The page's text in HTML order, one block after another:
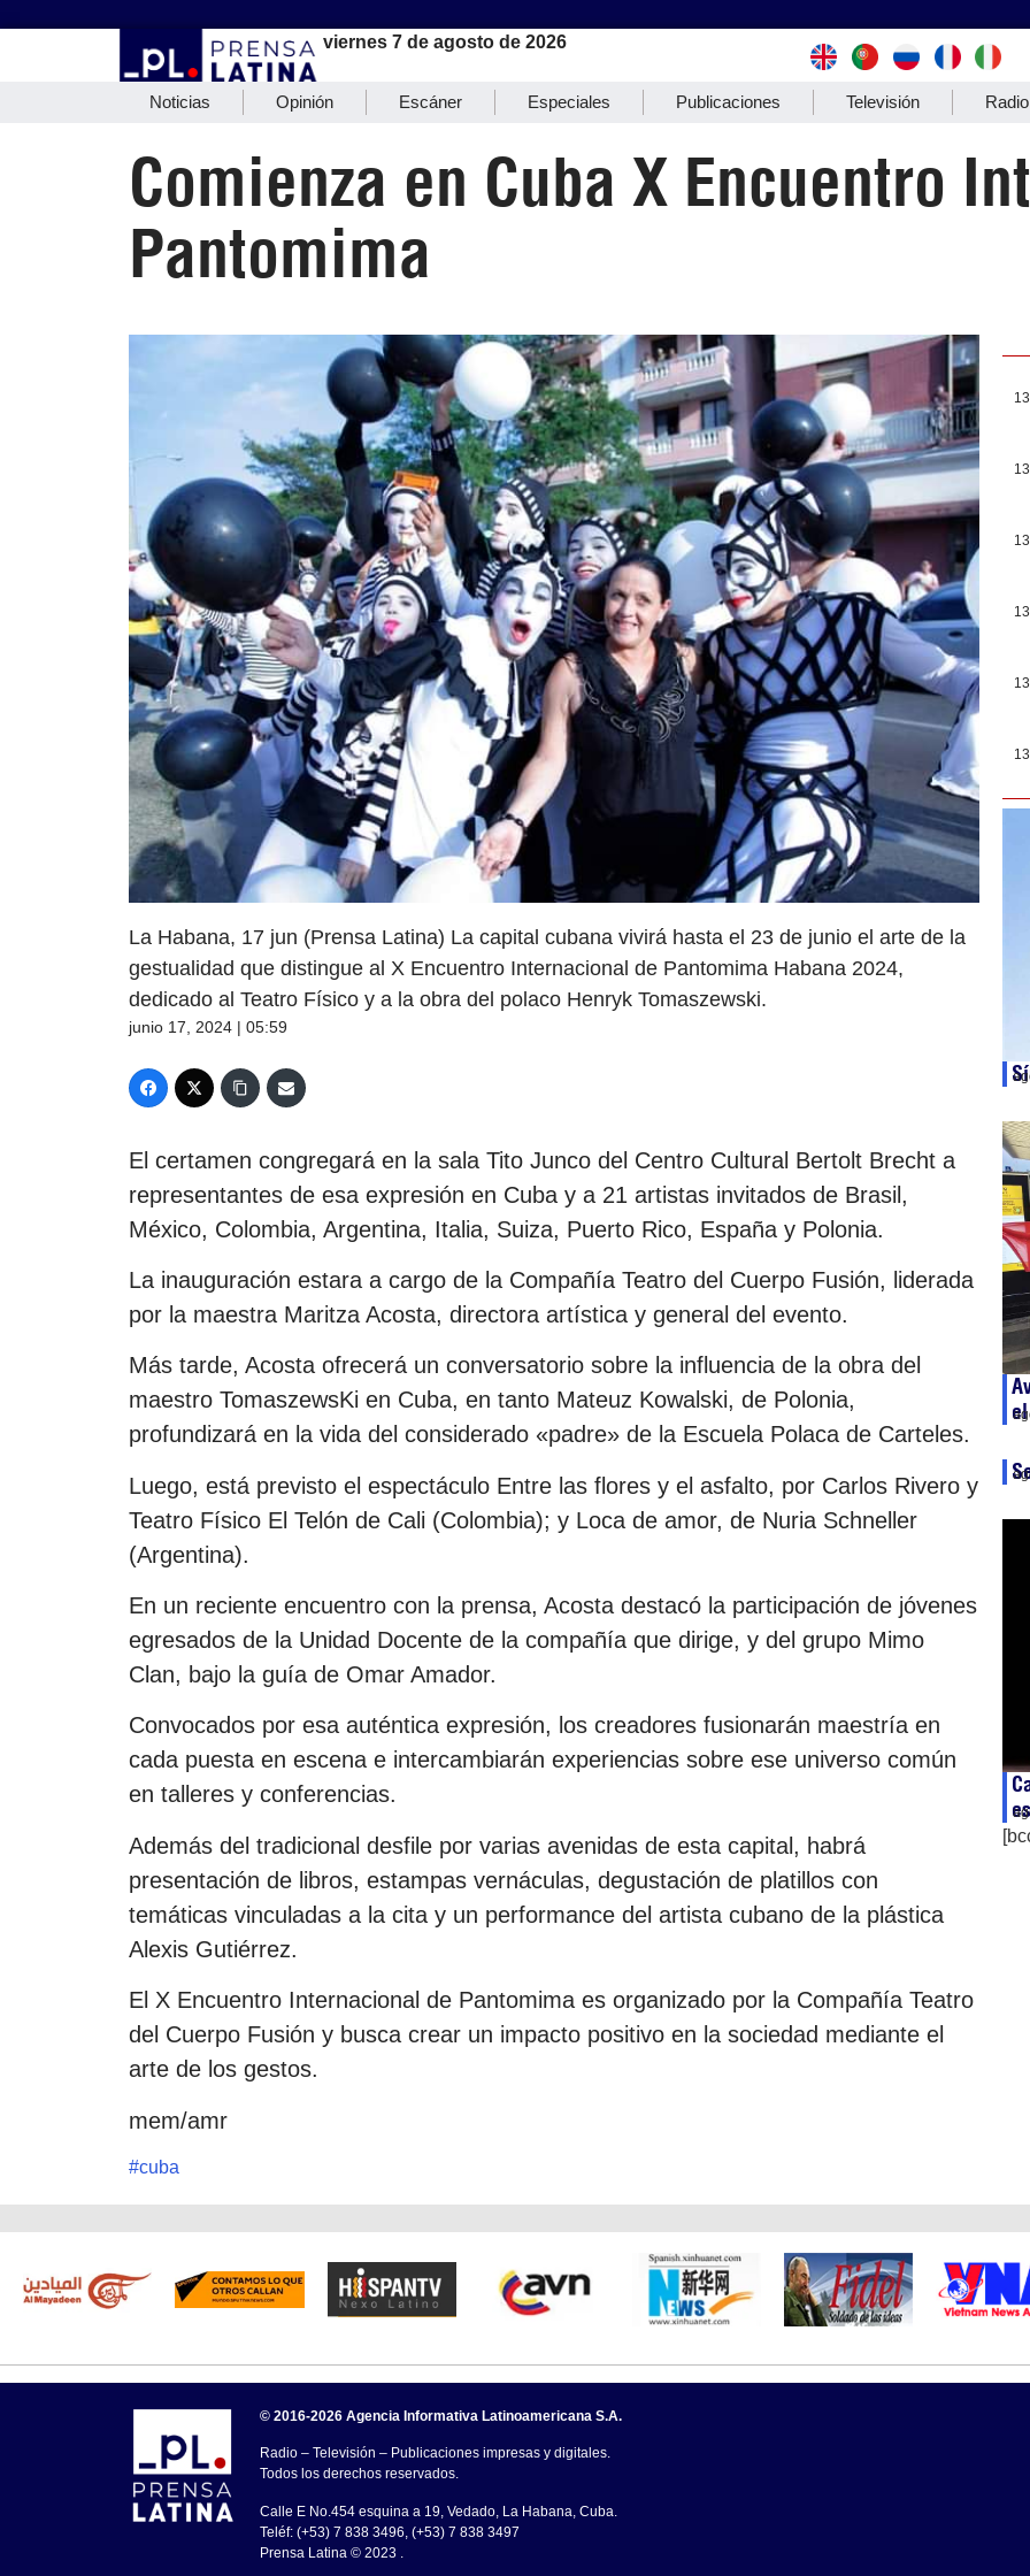
viernes 7 de agosto de 2026
Noticias Opinión Escáner Especiales Publicaciones Televisión Radio
Comienza en Cuba X Encuentro
Pantomima
La Habana, 17 jun (Prensa Latina) La capital cubana vivirá hasta el 23 de junio el arte de la
gestualidad que distingue al X Encuentro Internacional de Pantomima Habana 2024,
dedicado al Teatro Físico y a la obra del polaco Henryk Tomaszewski.
junio 17, 2024 | 05:59
El certamen congregará en la sala Tito Junco del Centro Cultural Bertolt Brecht a
representantes de esa expresión en Cuba y a 21 artistas invitados de Brasil,
México, Colombia, Argentina, Italia, Suiza, Puerto Rico, España y Polonia.
La inauguración estara a cargo de la Compañía Teatro del Cuerpo Fusión, liderada
por la maestra Maritza Acosta, directora artística y general del evento.
Más tarde, Acosta ofrecerá un conversatorio sobre la influencia de la obra del
maestro TomaszewsKi en Cuba, en tanto Mateuz Kowalski, de Polonia,
profundizará en la vida del considerado «padre» de la Escuela Polaca de Carteles.
Luego, está previsto el espectáculo Entre las flores y el asfalto, por Carlos Rivero y
Teatro Físico El Telón de Cali (Colombia); y Loca de amor, de Nuria Schneller
(Argentina).
En un reciente encuentro con la prensa, Acosta destacó la participación de jóvenes
egresados de la Unidad Docente de la compañía que dirige, y del grupo Mimo
Clan, bajo la guía de Omar Amador.
Convocados por esa auténtica expresión, los creadores fusionarán maestría en
cada puesta en escena e intercambiarán experiencias sobre ese universo común
en talleres y conferencias.
Además del tradicional desfile por varias avenidas de esta capital, habrá
presentación de libros, estampas vernáculas, degustación de platillos con
temáticas vinculadas a la cita y un performance del artista cubano de la plástica
Alexis Gutiérrez.
El X Encuentro Internacional de Pantomima es organizado por la Compañía Teatro
del Cuerpo Fusión y busca crear un impacto positivo en la sociedad mediante el
arte de los gestos.
mem/amr
#cuba
© 2016-2026 Agencia Informativa Latinoamericana S.A.
Radio – Televisión – Publicaciones impresas y digitales.
Todos los derechos reservados.
Calle E No.454 esquina a 19, Vedado, La Habana, Cuba.
Teléf: (+53) 7 838 3496, (+53) 7 838 3497
Prensa Latina © 2023 .